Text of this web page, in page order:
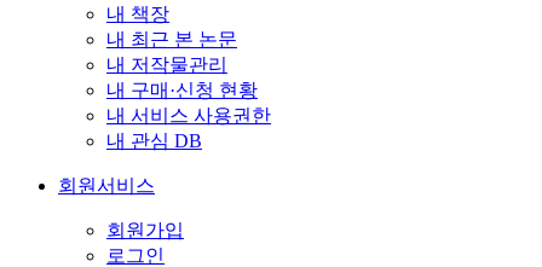
내 책장
내 최근 본 논문
내 저작물관리
내 구매·신청 현황
내 서비스 사용권한
내 관심 DB
회원서비스
회원가입
로그인